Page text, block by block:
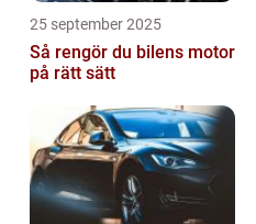
25 september 2025
Så rengör du bilens motor
på rätt sätt